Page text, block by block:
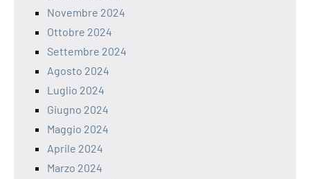
Novembre 2024
Ottobre 2024
Settembre 2024
Agosto 2024
Luglio 2024
Giugno 2024
Maggio 2024
Aprile 2024
Marzo 2024